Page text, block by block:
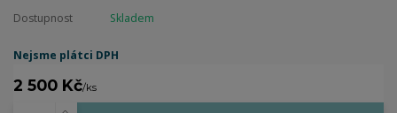
Dostupnost Skladem
Nejsme plátci DPH
2 500 Kč/ks